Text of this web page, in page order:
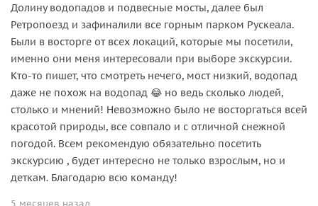
Долину водопадов и подвесные мосты, далее был
Ретропоезд и зафиналили все горным парком Рускеала.
Были в восторге от всех локаций, которые мы посетили,
именно они меня интересовали при выборе экскурсии.
Кто-то пишет, что смотреть нечего, мост низкий, водопад
даже не похож на водопад 😂 но ведь сколько людей,
столько и мнений! Невозможно было не восторгаться всей
красотой природы, все совпало и с отличной снежной
погодой. Всем рекомендую обязательно посетить
экскурсию , будет интересно не только взрослым, но и
деткам. Благодарю всю команду!
5 месяцев назад